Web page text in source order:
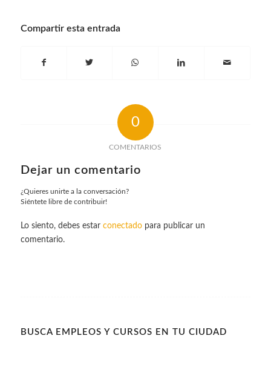
Compartir esta entrada
0
COMENTARIOS
Dejar un comentario
¿Quieres unirte a la conversación?
Siéntete libre de contribuir!
Lo siento, debes estar conectadopara publicar un
comentario.
BUSCA EMPLEOS Y CURSOS EN TU CIUDAD